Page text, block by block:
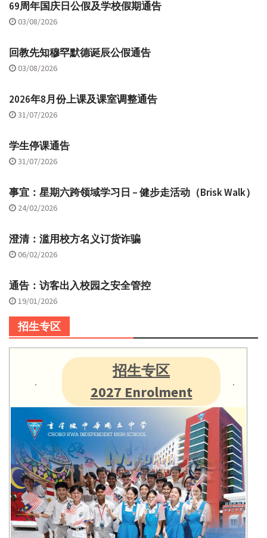
69周年国庆日公假及学校假期通告
03/08/2026
回教先知穆罕默德诞辰公假通告
03/08/2026
2026年8月份上课及课室调整通告
31/07/2026
学生停课通告
31/07/2026
事宜：星期六跨领域学习日 – 健步走活动（Brisk Walk）
24/02/2026
澄清：滥用校方名义订货诈骗
06/02/2026
通告：访客出入校园之安全管控
19/01/2026
招生专区
招生专区
2027 Enrolment